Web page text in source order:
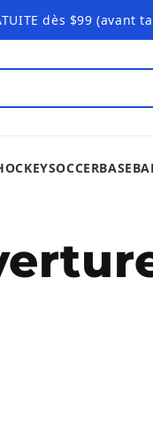
dès $99 (avant
SOCCER